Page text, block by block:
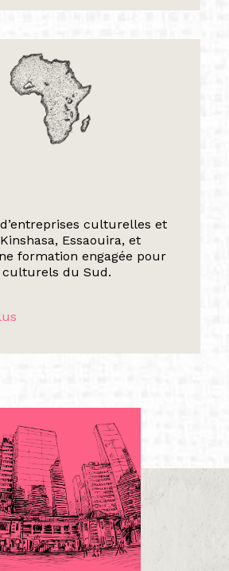
culturelles et
Essaouira, et
formation engagée pour
du Sud.